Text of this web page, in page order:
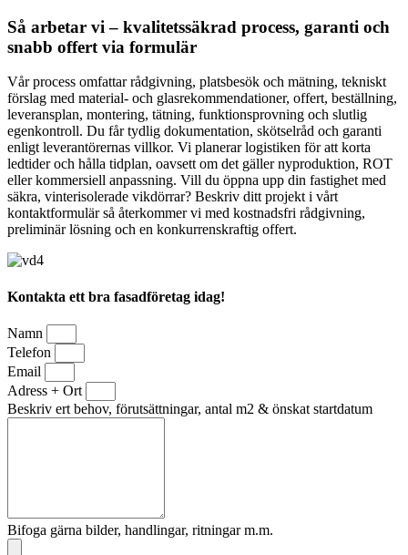
Så arbetar vi – kvalitetssäkrad process, garanti och
snabb offert via formulär
Vår process omfattar rådgivning, platsbesök och mätning, tekniskt
förslag med material- och glasrekommendationer, offert, beställning,
leveransplan, montering, tätning, funktionsprovning och slutlig
egenkontroll. Du får tydlig dokumentation, skötselråd och garanti
enligt leverantörernas villkor. Vi planerar logistiken för att korta
ledtider och hålla tidplan, oavsett om det gäller nyproduktion, ROT
eller kommersiell anpassning. Vill du öppna upp din fastighet med
säkra, vinterisolerade vikdörrar? Beskriv ditt projekt i vårt
kontaktformulär så återkommer vi med kostnadsfri rådgivning,
preliminär lösning och en konkurrenskraftig offert.
Kontakta ett bra fasadföretag idag!
Namn
Telefon
Email
Adress + Ort
Beskriv ert behov, förutsättningar, antal m2 & önskat startdatum
Bifoga gärna bilder, handlingar, ritningar m.m.